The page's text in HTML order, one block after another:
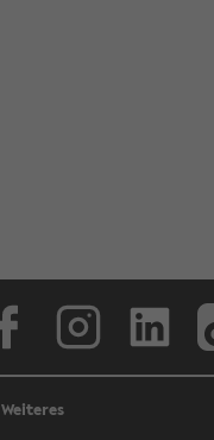
Weiteres